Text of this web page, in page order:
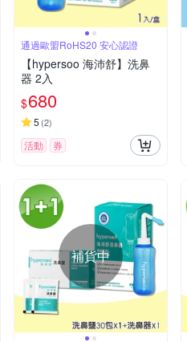
通過歐盟RoHS20 安心認證
【hypersoo 海沛舒】洗鼻
器 2入
$680
5 (2)
活動 券
補貨中